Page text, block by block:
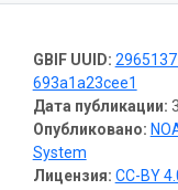
GBIF UUID:
693a1a23cee1
Дата публикации:
Опубликовано:
System
Лицензия: CC-BY